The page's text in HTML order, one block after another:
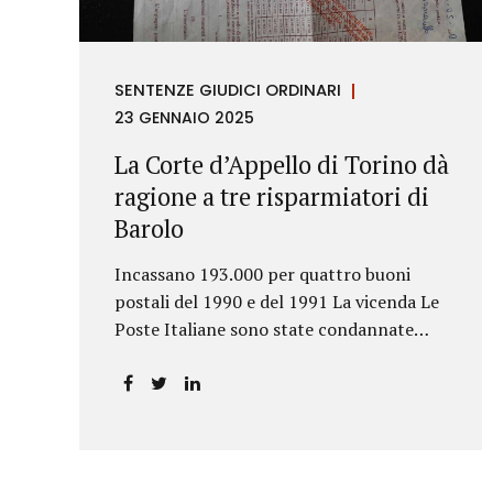
SENTENZE GIUDICI ORDINARI
23 GENNAIO 2025
La Corte d’Appello di Torino dà
ragione a tre risparmiatori di
Barolo
Incassano 193.000 per quattro buoni
postali del 1990 e del 1991 La vicenda Le
Poste Italiane sono state condannate
riconoscere, a tre risparmiatori di Barolo,